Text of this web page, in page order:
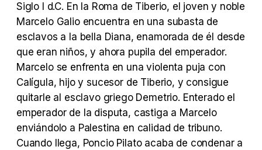
Siglo I d.C. En la Roma de Tiberio, el joven y noble
Marcelo Galio encuentra en una subasta de
esclavos a la bella Diana, enamorada de él desde
que eran niños, y ahora pupila del emperador.
Marcelo se enfrenta en una violenta puja con
Calígula, hijo y sucesor de Tiberio, y consigue
quitarle al esclavo griego Demetrio. Enterado el
emperador de la disputa, castiga a Marcelo
enviándolo a Palestina en calidad de tribuno.
Cuando llega, Poncio Pilato acaba de condenar a